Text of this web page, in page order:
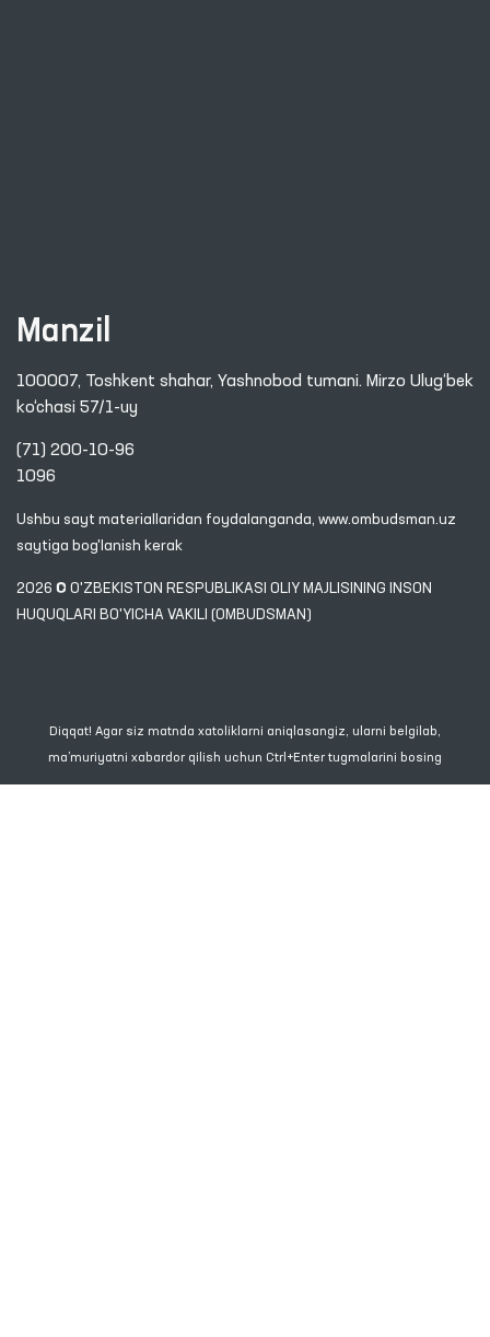
Manzil
100007, Toshkent shahar, Yashnobod tumani. Mirzo Ulug‘bek
ko‘chasi 57/1-uy
(71) 200-10-96
1096
Ushbu sayt materiallaridan foydalanganda, www.ombudsman.uz
saytiga bog'lanish kerak
2026 © O'ZBEKISTON RESPUBLIKASI OLIY MAJLISINING INSON
HUQUQLARI BO'YICHA VAKILI (OMBUDSMAN)
Diqqat! Agar siz matnda xatoliklarni aniqlasangiz, ularni belgilab,
ma’muriyatni xabardor qilish uchun Ctrl+Enter tugmalarini bosing